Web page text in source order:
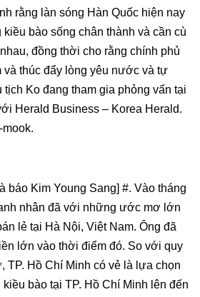
rằng làn sóng Hàn Quốc hiện nay
kiều bào sống chân thành và cần cù
đồng thời cho rằng chính phủ
và thúc đẩy lòng yêu nước và tự
tịch Ko đang tham gia phỏng vấn tại
Herald Business – Korea Herald.
báo Kim Young Sang] #. Vào tháng
nhân đã với những ước mơ lớn
lẻ tại Hà Nội, Việt Nam. Ông đã
lớn vào thời điểm đó. So với quy
TP. Hồ Chí Minh có vẻ là lựa chọn
bào tại TP. Hồ Chí Minh lên đến